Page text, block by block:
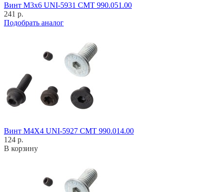
Винт M3x6 UNI-5931 CMT 990.051.00
241 р.
Подобрать аналог
Винт M4X4 UNI-5927 CMT 990.014.00
124 р.
В корзину